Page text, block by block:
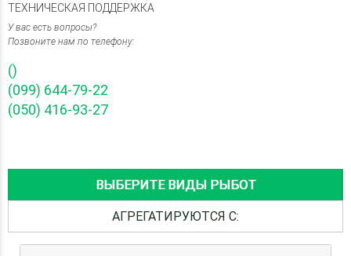
ТЕХНИЧЕСКАЯ ПОДДЕРЖКА
У вас есть вопросы?
Позвоните нам по телефону:
()
(099) 644-79-22
(050) 416-93-27
ВЫБЕРИТЕ ВИДЫ РЫБОТ
АГРЕГАТИРУЮТСЯ С: